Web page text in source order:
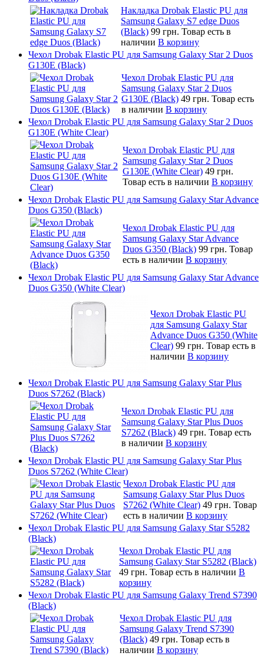
Накладка Drobak Elastic PU для
Samsung Galaxy S7 edge Duos
(Black) 99 грн. Товар есть в
наличии В корзину
Чехол Drobak Elastic PU для Samsung Galaxy Star 2 Duos
G130E (Black)
Чехол Drobak Elastic PU для
Samsung Galaxy Star 2 Duos
G130E (Black) 49 грн. Товар есть
в наличии В корзину
Чехол Drobak Elastic PU для Samsung Galaxy Star 2 Duos
G130E (White Сlear)
Чехол Drobak Elastic PU для
Samsung Galaxy Star 2 Duos
G130E (White Сlear) 49 грн.
Товар есть в наличии В корзину
Чехол Drobak Elastic PU для Samsung Galaxy Star Advance
Duos G350 (Black)
Чехол Drobak Elastic PU для
Samsung Galaxy Star Advance
Duos G350 (Black) 99 грн. Товар
есть в наличии В корзину
Чехол Drobak Elastic PU для Samsung Galaxy Star Advance
Duos G350 (White Сlear)
Чехол Drobak Elastic PU
для Samsung Galaxy Star
Advance Duos G350 (White
Сlear) 99 грн. Товар есть в
наличии В корзину
Чехол Drobak Elastic PU для Samsung Galaxy Star Plus
Duos S7262 (Black)
Чехол Drobak Elastic PU для
Samsung Galaxy Star Plus Duos
S7262 (Black) 49 грн. Товар есть
в наличии В корзину
Чехол Drobak Elastic PU для Samsung Galaxy Star Plus
Duos S7262 (White Clear)
Чехол Drobak Elastic PU для
Samsung Galaxy Star Plus Duos
S7262 (White Clear) 49 грн. Товар
есть в наличии В корзину
Чехол Drobak Elastic PU для Samsung Galaxy Star S5282
(Black)
Чехол Drobak Elastic PU для
Samsung Galaxy Star S5282 (Black)
49 грн. Товар есть в наличии В
корзину
Чехол Drobak Elastic PU для Samsung Galaxy Trend S7390
(Black)
Чехол Drobak Elastic PU для
Samsung Galaxy Trend S7390
(Black) 49 грн. Товар есть в
наличии В корзину